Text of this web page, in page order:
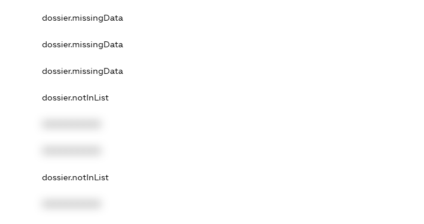
dossier.missingData
dossier.missingData
dossier.missingData
dossier.notInList
dossier.notInList